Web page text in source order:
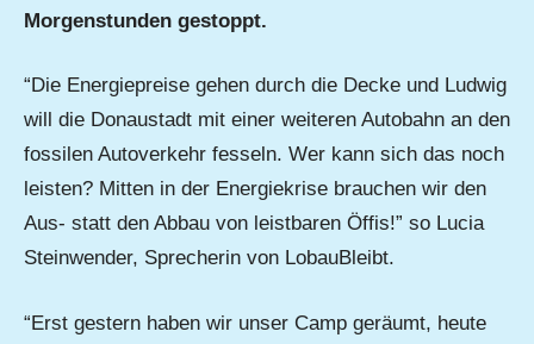
Morgenstunden gestoppt.
“Die Energiepreise gehen durch die Decke und Ludwig
will die Donaustadt mit einer weiteren Autobahn an den
fossilen Autoverkehr fesseln. Wer kann sich das noch
leisten? Mitten in der Energiekrise brauchen wir den
Aus- statt den Abbau von leistbaren Öffis!” so Lucia
Steinwender, Sprecherin von LobauBleibt.
“Erst gestern haben wir unser Camp geräumt, heute